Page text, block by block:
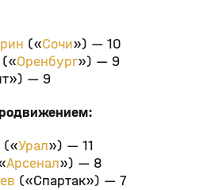
(«Сочи») — 10
(«Оренбург») — 9
— 9
(«Урал») — 11
Арсенал») — 8
(«Спартак») — 7